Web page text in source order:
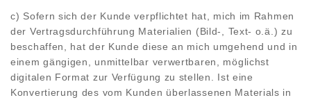
c) Sofern sich der Kunde verpflichtet hat, mich im Rahmen
der Vertragsdurchführung Materialien (Bild-, Text- o.ä.) zu
beschaffen, hat der Kunde diese an mich umgehend und in
einem gängigen, unmittelbar verwertbaren, möglichst
digitalen Format zur Verfügung zu stellen. Ist eine
Konvertierung des vom Kunden überlassenen Materials in